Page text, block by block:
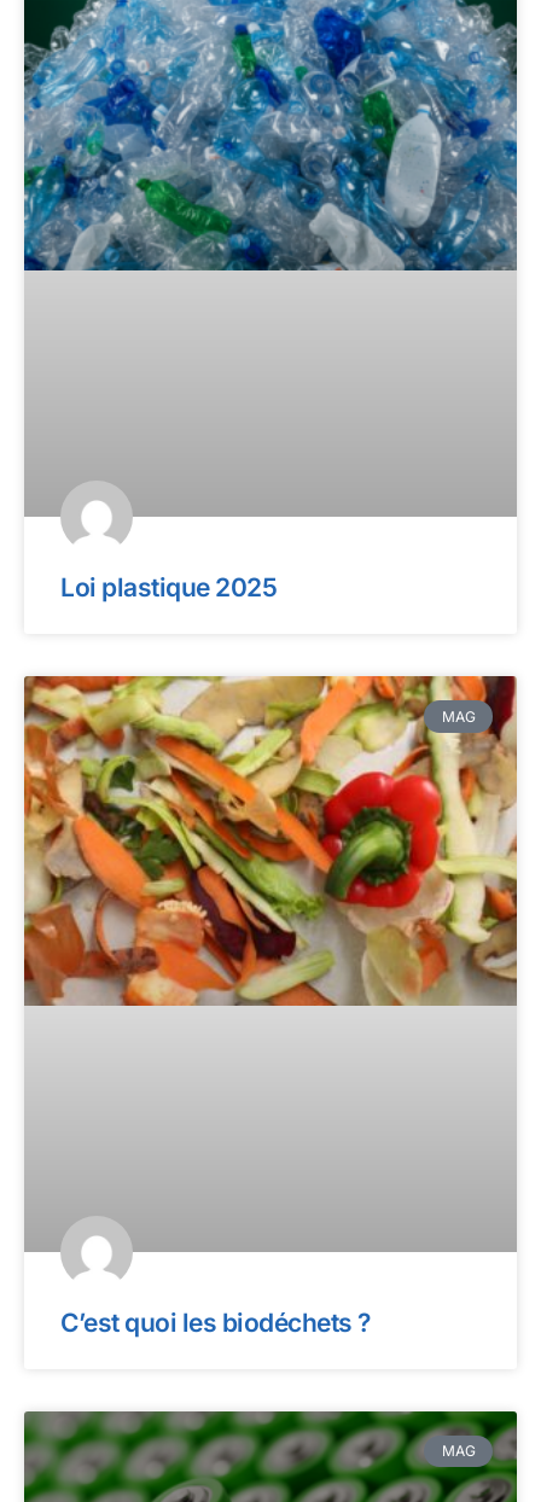
Loi plastique 2025
MAG
C’est quoi les biodéchets ?
MAG